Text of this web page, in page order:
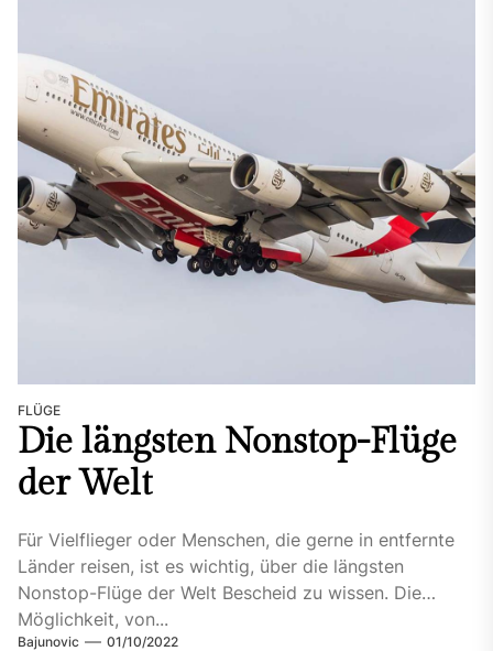
FLÜGE
Die längsten Nonstop-Flüge
der Welt
Für Vielflieger oder Menschen, die gerne in entfernte
Länder reisen, ist es wichtig, über die längsten
Nonstop-Flüge der Welt Bescheid zu wissen. Die
Möglichkeit, von...
Bajunovic 01/10/2022